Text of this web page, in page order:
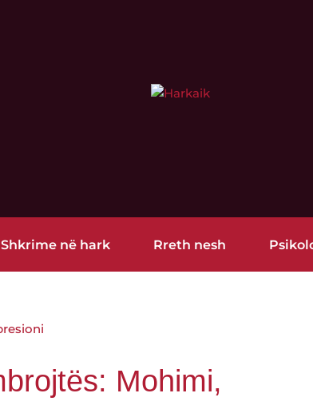
Shkrime në hark Rreth nesh
Mohimi,